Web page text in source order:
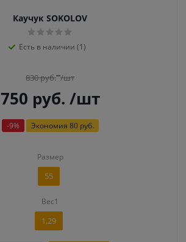
Каучук SOKOLOV
Есть в наличии (1)
830руб. /шт
750 руб. /шт
-9% Экономия 80 руб.
Размер
55
Вес1
1,29